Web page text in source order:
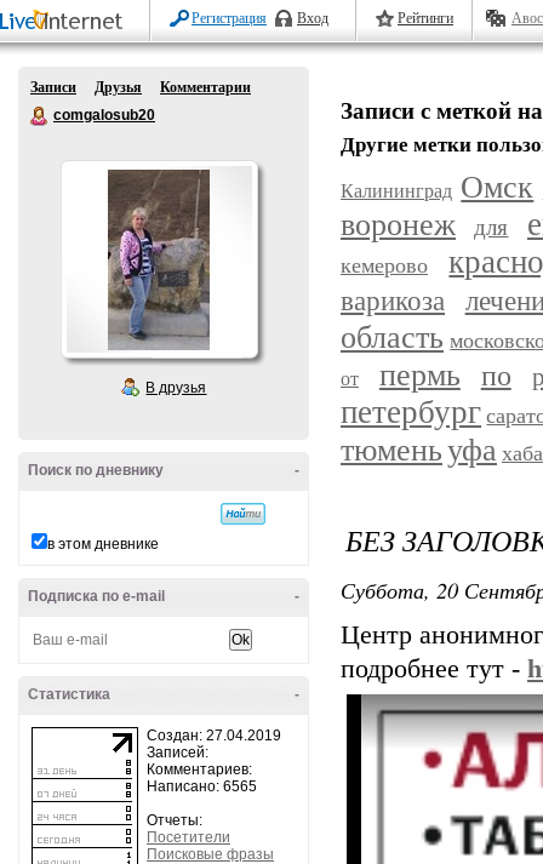
Регистрация Вход Рейтинги
Записи Друзья
Комментарии
comgalosub20
В друзья
-
Поиск по дневнику
в этом дневнике
-
Подписка по e-mail
-
Статистика
Создан: 27.04.2019
Записей:
Комментариев:
Написано: 6565
Отчеты:
Посетители
Поисковые фразы
Записи с меткой
Другие метки
Калининград Омск
воронеж для
кемерово
варикоза
область
от пермь по
петербург
тюменьуфа
БЕЗ
Суббота, 20
Центр
подробнее тут -